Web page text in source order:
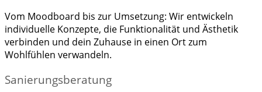
Vom Moodboard bis zur Umsetzung: Wir entwickeln
individuelle Konzepte, die Funktionalität und Ästhetik
verbinden und dein Zuhause in einen Ort zum
Wohlfühlen verwandeln.
Sanierungsberatung